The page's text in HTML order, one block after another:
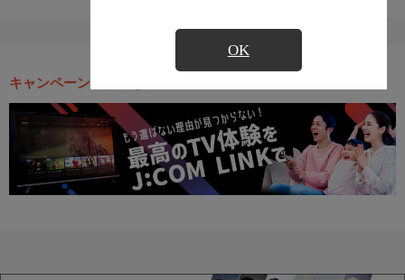
OK
キャンペーン・お得な情報